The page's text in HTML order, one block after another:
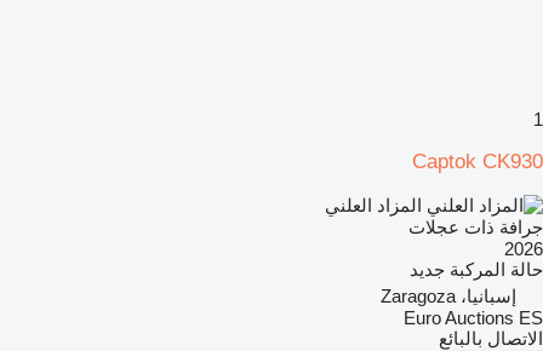
1
Captok CK930
المزاد العلني
جرافة ذات عجلات
2026
حالة المركبة جديد
إسبانيا، Zaragoza
Euro Auctions ES
الاتصال بالبائع